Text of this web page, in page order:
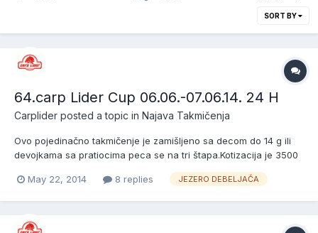
SORT BY
64.carp Lider Cup 06.06.-07.06.14. 24 H
Carplider posted a topic in Najava Takmičenja
Ovo pojedinačno takmičenje je zamišljeno sa decom do 14 g ili
devojkama sa pratiocima peca se na tri štapa.Kotizacija je 3500
takmičenja je 06.06.u 14 h i peca se 07.06. do 15 h ----prijavljeni
May 22, 2014 8 replies JEZERO DEBELJAČA